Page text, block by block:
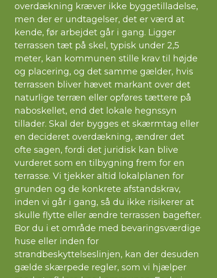
overdækning kræver ikke byggetilladelse,
men der er undtagelser, det er værd at
kende, før arbejdet går i gang. Ligger
terrassen tæt på skel, typisk under 2,5
meter, kan kommunen stille krav til højde
og placering, og det samme gælder, hvis
terrassen bliver hævet markant over det
naturlige terræn eller opføres tættere på
naboskellet, end det lokale hegnssyn
tillader. Skal der bygges et skærmtag eller
en decideret overdækning, ændrer det
ofte sagen, fordi det juridisk kan blive
vurderet som en tilbygning frem for en
terrasse. Vi tjekker altid lokalplanen for
grunden og de konkrete afstandskrav,
inden vi går i gang, så du ikke risikerer at
skulle flytte eller ændre terrassen bagefter.
Bor du i et område med bevaringsværdige
huse eller inden for
strandbeskyttelseslinjen, kan der desuden
gælde skærpede regler, som vi hjælper